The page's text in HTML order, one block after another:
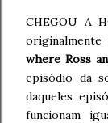
CHEGOU A
where Ross
episódio da
daqueles
funcionam